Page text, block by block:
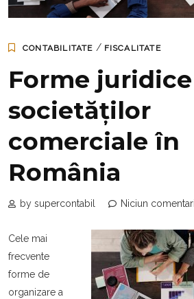
CONTABILITATE / FISCALITATE
Forme
societăților
comerciale în
România
by supercontabil Niciun
Cele mai
frecvente
forme de
organizare a